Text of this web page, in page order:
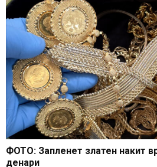
ФОТО: Запленет златен накит
денари